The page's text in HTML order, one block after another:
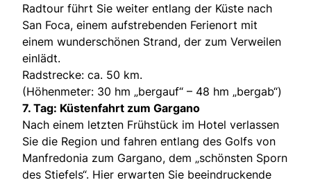
Radtour führt Sie weiter entlang der Küste nach
San Foca, einem aufstrebenden Ferienort mit
einem wunderschönen Strand, der zum Verweilen
einlädt.
Radstrecke: ca. 50 km.
(Höhenmeter: 30 hm „bergauf“ – 48 hm „bergab“)
7. Tag: Küstenfahrt zum Gargano
Nach einem letzten Frühstück im Hotel verlassen
Sie die Region und fahren entlang des Golfs von
Manfredonia zum Gargano, dem „schönsten Sporn
des Stiefels“. Hier erwarten Sie beeindruckende